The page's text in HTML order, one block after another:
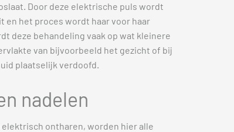
Door deze elektrische puls wordt
en het proces wordt haar voor haar
deze behandeling vaak op wat kleinere
van bijvoorbeeld het gezicht of bij
plaatselijk verdoofd.
nadelen
ontharen, worden hier alle